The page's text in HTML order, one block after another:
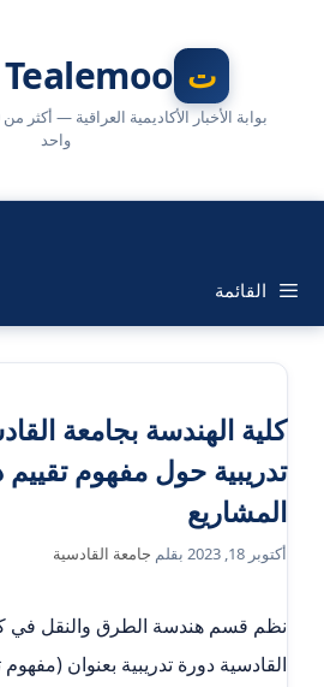
Tealemoo | تعليمو
واحد
القائمة
كلية الهندسة بجامعة
تدريبية حول مفهوم تقييم
المشاريع
أكتوبر 18, 2023 بقلم جامعة القادسية
نظم قسم هندسة الطرق والنقل في
القادسية دورة تدريبية بعنوان